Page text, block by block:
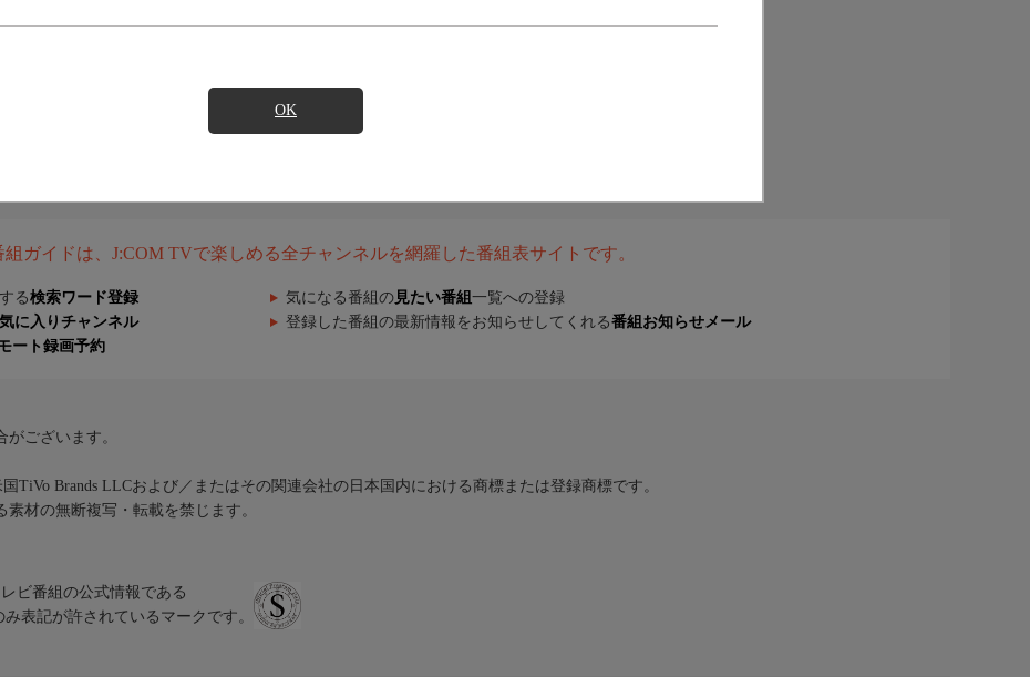
OK
組ガイドは、J:COM TVで楽しめる全チャンネルを網羅した番組表サイトです。
る検索ワード登録 気になる番組の 見たい番組 一覧への登録
に入りチャンネル 登録した番組の最新情報をお知らせしてくれる番組お知らせメール
ート録画予約
ございます。
TiVo Brands LLCおよび／またはその関連会社の日本国内における商標または登録商標です。
材の無断複写・転載を禁じます。
ビ番組の公式情報である
表記が許されているマークです。